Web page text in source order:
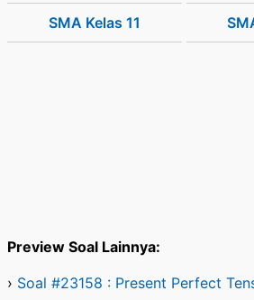
SMA Kelas 11
Preview Soal Lainnya:
› Soal #23158 : Present Perfect